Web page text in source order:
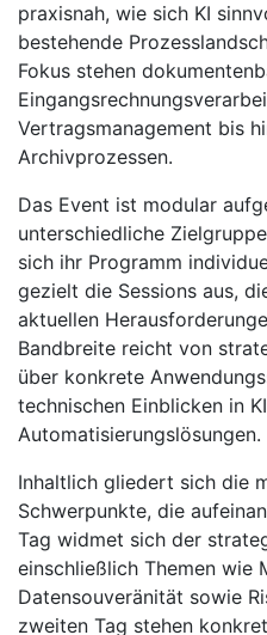
praxisnah, wie sich KI
bestehende
Fokus stehen
Vertragsmanagement bis
Archivprozessen.
Das Event ist modular
unterschiedliche
sich ihr Programm
gezielt die Sessions aus,
aktuellen
Bandbreite reicht von
über konkrete
technischen Einblicken in
Automatisierungslösungen.
Inhaltlich gliedert sich die
Schwerpunkte, die
Tag widmet sich der
einschließlich Themen wie
Datensouveränität sowie
zweiten Tag stehen